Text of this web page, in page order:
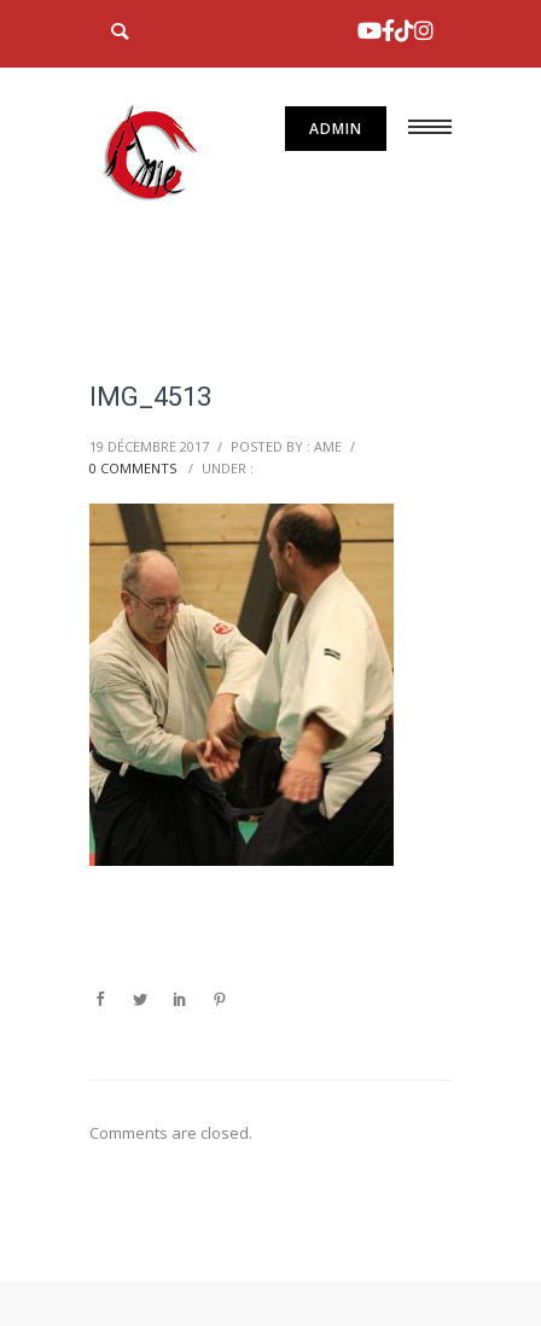
ADMIN
IMG_4513
19 DÉCEMBRE 2017 / POSTED BY : AME /
0 COMMENTS
/ UNDER :
Comments are closed.